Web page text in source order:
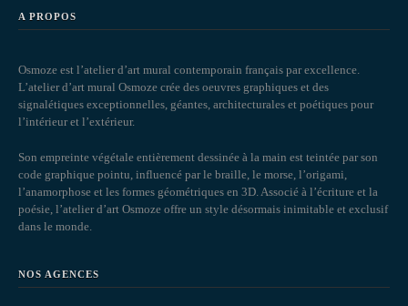
A PROPOS
Osmoze est l’atelier d’art mural contemporain français par excellence.
L’atelier d’art mural Osmoze crée des oeuvres graphiques et des
signalétiques exceptionnelles, géantes, architecturales et poétiques pour
l’intérieur et l’extérieur.
Son empreinte végétale entièrement dessinée à la main est teintée par son
code graphique pointu, influencé par le braille, le morse, l’origami,
l’anamorphose et les formes géométriques en 3D. Associé à l’écriture et la
poésie, l’atelier d’art Osmoze offre un style désormais inimitable et exclusif
dans le monde.
NOS AGENCES